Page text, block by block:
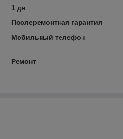
1 дн
Послеремонтная гарантия
Мобильный телефон
Ремонт